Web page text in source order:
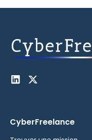
CyberFreelance